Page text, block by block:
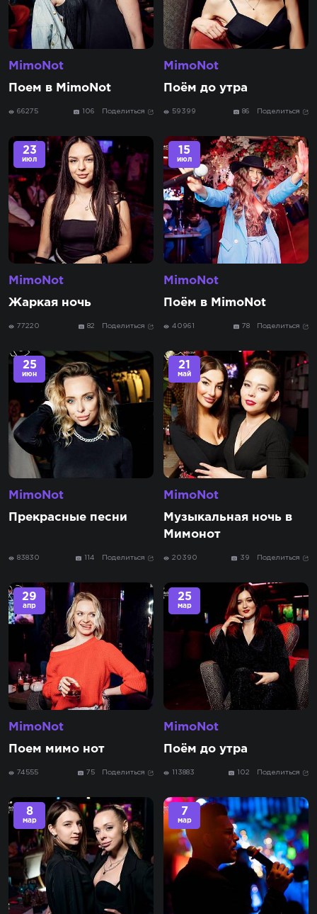
MimoNot
Поем в MimoNot
66275 106 Поделиться
MimoNot
Поём до утра
59399 86 Поделиться
23
июл
MimoNot
Жаркая ночь
77220 82 Поделиться
15
июл
MimoNot
Поём в MimoNot
40961 78 Поделиться
25
июн
MimoNot
Прекрасные песни
83830 114 Поделиться
21
май
MimoNot
Музыкальная ночь в
Мимонот
20390 39 Поделиться
29
апр
MimoNot
Поем мимо нот
74555 75 Поделиться
25
мар
MimoNot
Поём до утра
113883 102 Поделиться
8
мар
7
мар